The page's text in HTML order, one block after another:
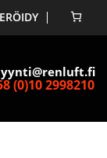
(0)10 2998210